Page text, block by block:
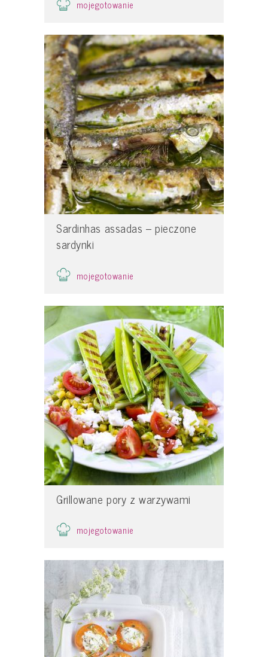
mojegotowanie
Sardinhas assadas – pieczone
sardynki
mojegotowanie
Grillowane pory z warzywami
mojegotowanie